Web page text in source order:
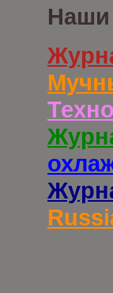
Наши